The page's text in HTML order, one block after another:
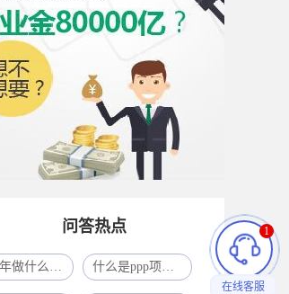
问答热点
2021年做什么生意比较赚钱呢? 什么是ppp项目模式
在线客服
1